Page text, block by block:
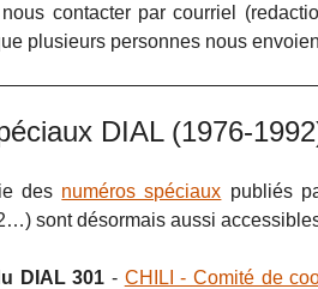
contacter par courriel
plusieurs personnes nous
DIAL (1976-
des numéros spéciaux publiés
sont désormais aussi
DIAL 301 - CHILI - Comité de